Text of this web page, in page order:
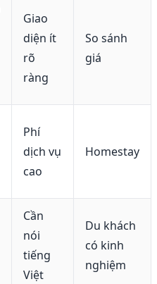
Giao
diện ít
rõ
ràng
So sánh
giá
Phí
dịch vụ
cao
Homestay
Cần
nói
tiếng
Việt
Du khách
có kinh
nghiệm